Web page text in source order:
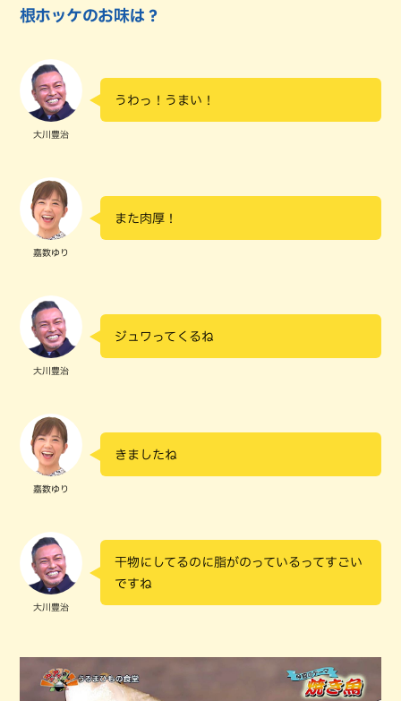
根ホッケのお味は？
大川豊治
うわっ！うまい！
嘉数ゆり
また肉厚！
大川豊治
ジュワってくるね
嘉数ゆり
きましたね
大川豊治
干物にしてるのに脂がのっているってすごい
ですね